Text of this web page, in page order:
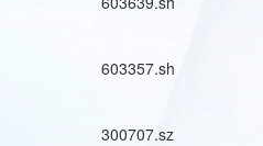
603357.sh
300707.sz